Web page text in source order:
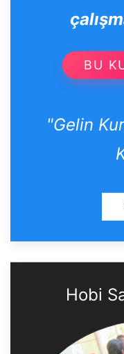
BU
"Gelin
Hobi